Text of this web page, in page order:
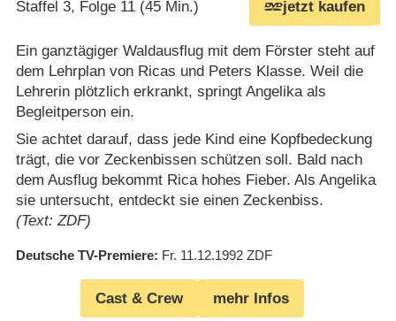
Staffel 3, Folge 11 (45 Min.) jetzt kaufen
Ein ganztägiger Waldausflug mit dem Förster steht auf
dem Lehrplan von Ricas und Peters Klasse. Weil die
Lehrerin plötzlich erkrankt, springt Angelika als
Begleitperson ein.
Sie achtet darauf, dass jede Kind eine Kopfbedeckung
trägt, die vor Zeckenbissen schützen soll. Bald nach
dem Ausflug bekommt Rica hohes Fieber. Als Angelika
sie untersucht, entdeckt sie einen Zeckenbiss.
(Text: ZDF)
Deutsche TV-Premiere Fr. 11.12.1992 ZDF
Cast & Crew mehr Infos